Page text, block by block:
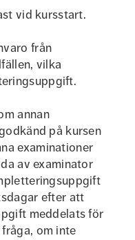
vid kursstart.
från
vilka
annan
på kursen
examinationer
av examinator
efter att
meddelats för
om inte